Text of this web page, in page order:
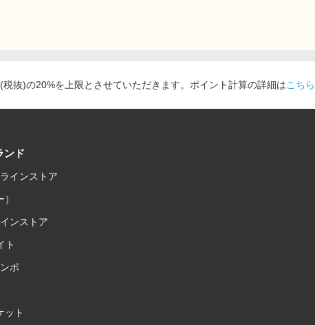
抜)の20%を上限とさせていただきます。ポイント計算の詳細はこちら
ンド
インストア
ンストア
ト
ポ
ット